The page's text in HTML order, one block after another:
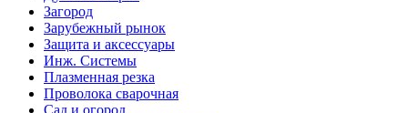
Загород
Зарубежный рынок
Защита и аксессуары
Инж. Системы
Плазменная резка
Проволока сварочная